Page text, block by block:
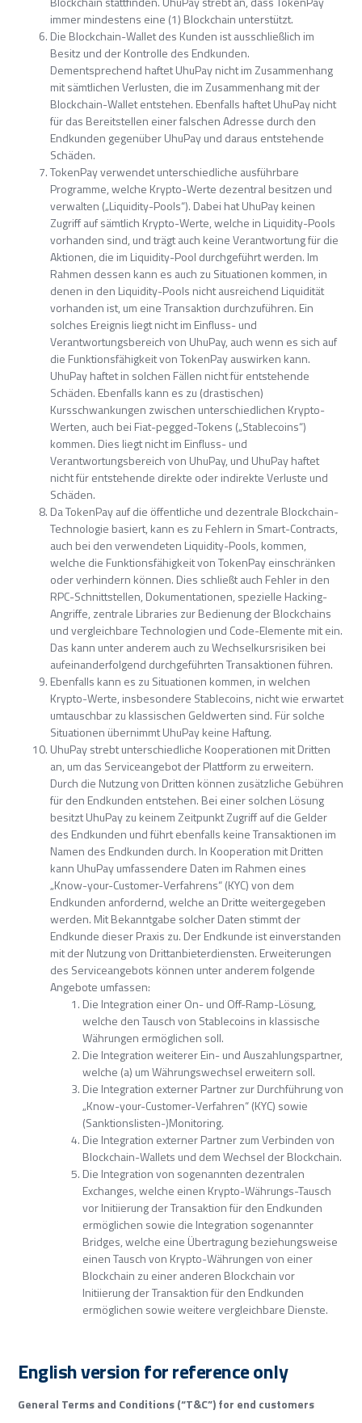
immer mindestens eine (1) Blockchain unterstützt.
Die Blockchain-Wallet des Kunden ist ausschließlich im
Besitz und der Kontrolle des Endkunden.
Dementsprechend haftet UhuPay nicht im Zusammenhang
mit sämtlichen Verlusten, die im Zusammenhang mit der
Blockchain-Wallet entstehen. Ebenfalls haftet UhuPay nicht
für das Bereitstellen einer falschen Adresse durch den
Endkunden gegenüber UhuPay und daraus entstehende
Schäden.
TokenPay verwendet unterschiedliche ausführbare
Programme, welche Krypto-Werte dezentral besitzen und
verwalten („Liquidity-Pools“). Dabei hat UhuPay keinen
Zugriff auf sämtlich Krypto-Werte, welche in Liquidity-Pools
vorhanden sind, und trägt auch keine Verantwortung für die
Aktionen, die im Liquidity-Pool durchgeführt werden. Im
Rahmen dessen kann es auch zu Situationen kommen, in
denen in den Liquidity-Pools nicht ausreichend Liquidität
vorhanden ist, um eine Transaktion durchzuführen. Ein
solches Ereignis liegt nicht im Einfluss- und
Verantwortungsbereich von UhuPay, auch wenn es sich auf
die Funktionsfähigkeit von TokenPay auswirken kann.
UhuPay haftet in solchen Fällen nicht für entstehende
Schäden. Ebenfalls kann es zu (drastischen)
Kursschwankungen zwischen unterschiedlichen Krypto-
Werten, auch bei Fiat-pegged-Tokens („Stablecoins“)
kommen. Dies liegt nicht im Einfluss- und
Verantwortungsbereich von UhuPay, und UhuPay haftet
nicht für entstehende direkte oder indirekte Verluste und
Schäden.
Da TokenPay auf die öffentliche und dezentrale Blockchain-
Technologie basiert, kann es zu Fehlern in Smart-Contracts,
auch bei den verwendeten Liquidity-Pools, kommen,
welche die Funktionsfähigkeit von TokenPay einschränken
oder verhindern können. Dies schließt auch Fehler in den
RPC-Schnittstellen, Dokumentationen, spezielle Hacking-
Angriffe, zentrale Libraries zur Bedienung der Blockchains
und vergleichbare Technologien und Code-Elemente mit ein.
Das kann unter anderem auch zu Wechselkursrisiken bei
aufeinanderfolgend durchgeführten Transaktionen führen.
Ebenfalls kann es zu Situationen kommen, in welchen
Krypto-Werte, insbesondere Stablecoins, nicht wie erwartet
umtauschbar zu klassischen Geldwerten sind. Für solche
Situationen übernimmt UhuPay keine Haftung.
UhuPay strebt unterschiedliche Kooperationen mit Dritten
an, um das Serviceangebot der Plattform zu erweitern.
Durch die Nutzung von Dritten können zusätzliche Gebühren
für den Endkunden entstehen. Bei einer solchen Lösung
besitzt UhuPay zu keinem Zeitpunkt Zugriff auf die Gelder
des Endkunden und führt ebenfalls keine Transaktionen im
Namen des Endkunden durch. In Kooperation mit Dritten
kann UhuPay umfassendere Daten im Rahmen eines
„Know-your-Customer-Verfahrens“ (KYC) von dem
Endkunden anfordernd, welche an Dritte weitergegeben
werden. Mit Bekanntgabe solcher Daten stimmt der
Endkunde dieser Praxis zu. Der Endkunde ist einverstanden
mit der Nutzung von Drittanbieterdiensten. Erweiterungen
des Serviceangebots können unter anderem folgende
Angebote umfassen:
Die Integration einer On- und Off-Ramp-Lösung,
welche den Tausch von Stablecoins in klassische
Währungen ermöglichen soll.
Die Integration weiterer Ein- und Auszahlungspartner,
welche (a) um Währungswechsel erweitern soll.
Die Integration externer Partner zur Durchführung von
„Know-your-Customer-Verfahren“ (KYC) sowie
(Sanktionslisten-)Monitoring.
Die Integration externer Partner zum Verbinden von
Blockchain-Wallets und dem Wechsel der Blockchain.
Die Integration von sogenannten dezentralen
Exchanges, welche einen Krypto-Währungs-Tausch
vor Initiierung der Transaktion für den Endkunden
ermöglichen sowie die Integration sogenannter
Bridges, welche eine Übertragung beziehungsweise
einen Tausch von Krypto-Währungen von einer
Blockchain zu einer anderen Blockchain vor
Initiierung der Transaktion für den Endkunden
ermöglichen sowie weitere vergleichbare Dienste.
English version for reference only
General Terms and Conditions (“T&C”) for end customers